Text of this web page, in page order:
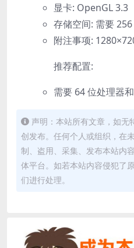
显卡: OpenGL 3.3
存储空间: 需要
附注事项:
推荐配置:
需要 64 位处理器
声明：本站所有文章，如无
创发布。任何个人或组织，在
制、盗用、采集、发布本站内
体平台。如若本站内容侵犯了
们进行处理。